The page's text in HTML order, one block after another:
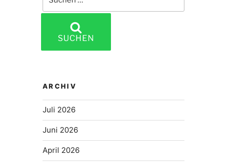
nach:
SUCHEN
ARCHIV
Juli 2026
Juni 2026
April 2026